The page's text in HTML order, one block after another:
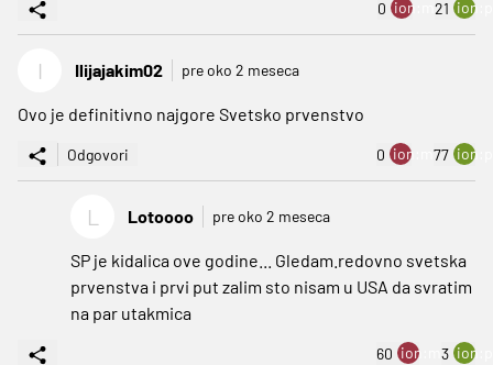
0 ion:minus
21
I Ilijajakim02 pre oko 2 meseca
Ovo je definitivno najgore Svetsko prvenstvo
Odgovori 0 ion:minus
77
L Lotoooo pre oko 2 meseca
SP je kidalica ove godine... Gledam.redovno svetska
prvenstva i prvi put zalim sto nisam u USA da svratim
na par utakmica
60 ion:minus
3